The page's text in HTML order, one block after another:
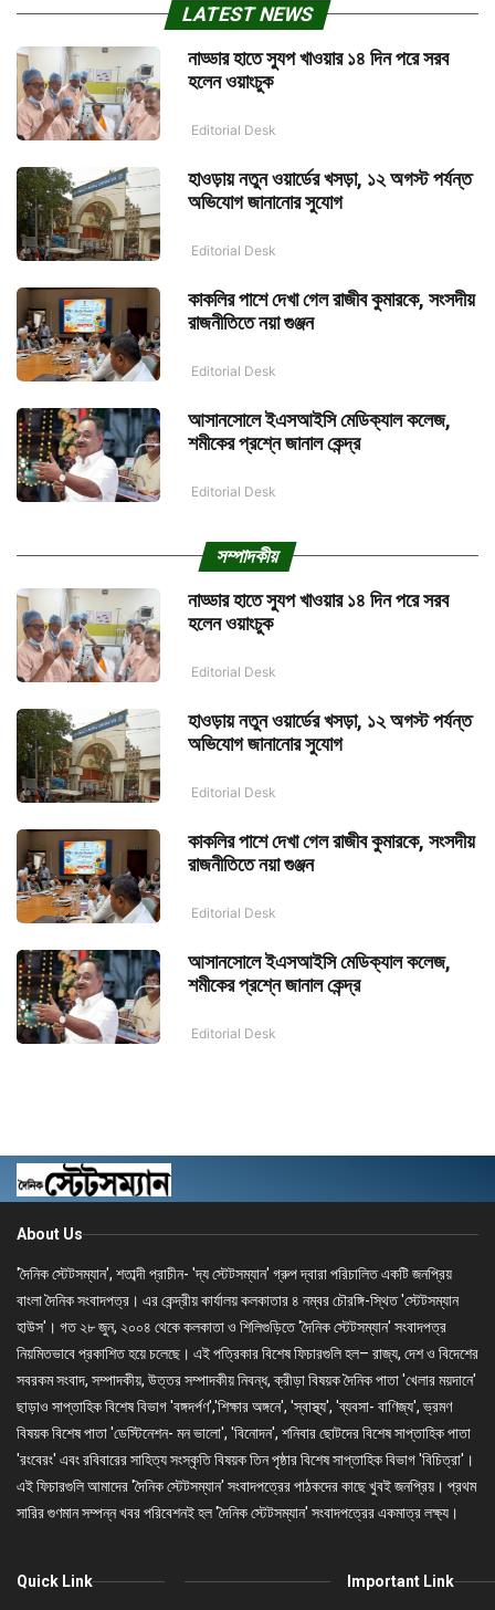
LATEST NEWS
নাড্ডার হাতে স্যুপ খাওয়ার ১৪ দিন পরে সরব
হলেন ওয়াংচুক
Editorial Desk
হাওড়ায় নতুন ওয়ার্ডের খসড়া, ১২ অগস্ট পর্যন্ত
অভিযোগ জানানোর সুযোগ
Editorial Desk
কাকলির পাশে দেখা গেল রাজীব কুমারকে, সংসদীয়
রাজনীতিতে নয়া গুঞ্জন
Editorial Desk
আসানসোলে ইএসআইসি মেডিক্যাল কলেজ,
শমীকের প্রশ্নে জানাল কেন্দ্র
Editorial Desk
সম্পাদকীয়
নাড্ডার হাতে স্যুপ খাওয়ার ১৪ দিন পরে সরব
হলেন ওয়াংচুক
Editorial Desk
হাওড়ায় নতুন ওয়ার্ডের খসড়া, ১২ অগস্ট পর্যন্ত
অভিযোগ জানানোর সুযোগ
Editorial Desk
কাকলির পাশে দেখা গেল রাজীব কুমারকে, সংসদীয়
রাজনীতিতে নয়া গুঞ্জন
Editorial Desk
আসানসোলে ইএসআইসি মেডিক্যাল কলেজ,
শমীকের প্রশ্নে জানাল কেন্দ্র
Editorial Desk
About Us
'দৈনিক স্টেটসম্যান', শতাব্দী প্রাচীন- 'দ্য স্টেটসম্যান' গ্রুপ দ্বারা পরিচালিত একটি জনপ্রিয়
বাংলা দৈনিক সংবাদপত্র। এর কেন্দ্রীয় কার্যালয় কলকাতার ৪ নম্বর চৌরঙ্গি-স্থিত 'স্টেটসম্যান
হাউস'। গত ২৮ জুন, ২০০৪ থেকে কলকাতা ও শিলিগুড়িতে 'দৈনিক স্টেটসম্যান' সংবাদপত্র
নিয়মিতভাবে প্রকাশিত হয়ে চলেছে। এই পত্রিকার বিশেষ ফিচারগুলি হল– রাজ্য, দেশ ও বিদেশের
সবরকম সংবাদ, সম্পাদকীয়, উত্তর সম্পাদকীয় নিবন্ধ, ক্রীড়া বিষয়ক দৈনিক পাতা 'খেলার ময়দানে'
ছাড়াও সাপ্তাহিক বিশেষ বিভাগ 'বঙ্গদর্পণ','শিক্ষার অঙ্গনে', 'স্বাস্থ্য', 'ব্যবসা- বাণিজ্য', ভ্রমণ
বিষয়ক বিশেষ পাতা 'ডেস্টিনেশন- মন ভালো', 'বিনোদন', শনিবার ছোটদের বিশেষ সাপ্তাহিক পাতা
'রংবেরং' এবং রবিবারের সাহিত্য সংস্কৃতি বিষয়ক তিন পৃষ্ঠার বিশেষ সাপ্তাহিক বিভাগ 'বিচিত্রা'।
এই ফিচারগুলি আমাদের 'দৈনিক স্টেটসম্যান' সংবাদপত্রের পাঠকদের কাছে খুবই জনপ্রিয়। প্রথম
সারির গুণমান সম্পন্ন খবর পরিবেশনই হল 'দৈনিক স্টেটসম্যান' সংবাদপত্রের একমাত্র লক্ষ্য।
Quick Link Important Link